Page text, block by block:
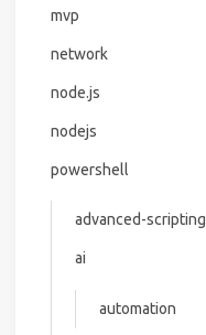
mvp
network
node.js
nodejs
powershell
advanced-scripting
ai
automation